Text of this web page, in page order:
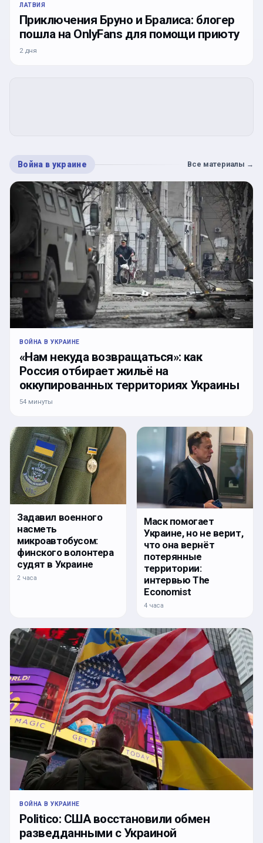
ЛАТВИЯ
Приключения Бруно и Бралиса: блогер
пошла на OnlyFans для помощи приюту
2 дня
Война в украине Все материалы →
ВОЙНА В УКРАИНЕ
«Нам некуда возвращаться»: как
Россия отбирает жильё на
оккупированных территориях Украины
54 минуты
Задавил военного
насметь
микроавтобусом:
финского волонтера
судят в Украине
2 часа
Маск помогает
Украине, но не верит,
что она вернёт
потерянные
территории:
интервью The
Economist
4 часа
ВОЙНА В УКРАИНЕ
Politico: США восстановили обмен
разведданными с Украиной